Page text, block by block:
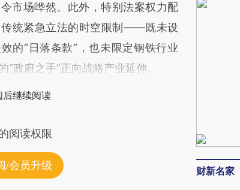
市场哗然。此外，特别法案权力配
统紧急立法的时空限制——既未设
的“日落条款”，也未限定钢铁行业
政府之手”正向战略产业延伸。
后继续阅读
阅读权限
/会员升级 财新名家